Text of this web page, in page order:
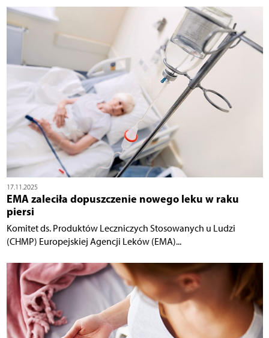
17.11.2025
EMA zaleciła dopuszczenie nowego leku w raku
piersi
Komitet ds. Produktów Leczniczych Stosowanych u Ludzi
(CHMP) Europejskiej Agencji Leków (EMA)...